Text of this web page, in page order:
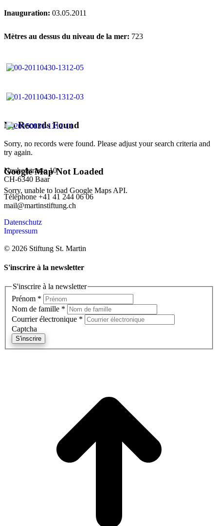
No Records Found
Sorry, no records were found. Please adjust your search criteria and
try again.
Google Map Not Loaded
Sorry, unable to load Google Maps API.
Inauguration: 03.05.2011
Mètres au dessus du niveau de la mer: 723
Neuhofstrasse 10
CH-6340 Baar
Téléphone +41 41 244 06 06
mail@martinstiftung.ch
Datenschutz
Impressum
© 2026 Stiftung St. Martin
S'inscrire à la newsletter
S'inscrire à la newsletter
Prénom *
Nom de famille *
Courrier électronique *
Captcha
S'inscrire